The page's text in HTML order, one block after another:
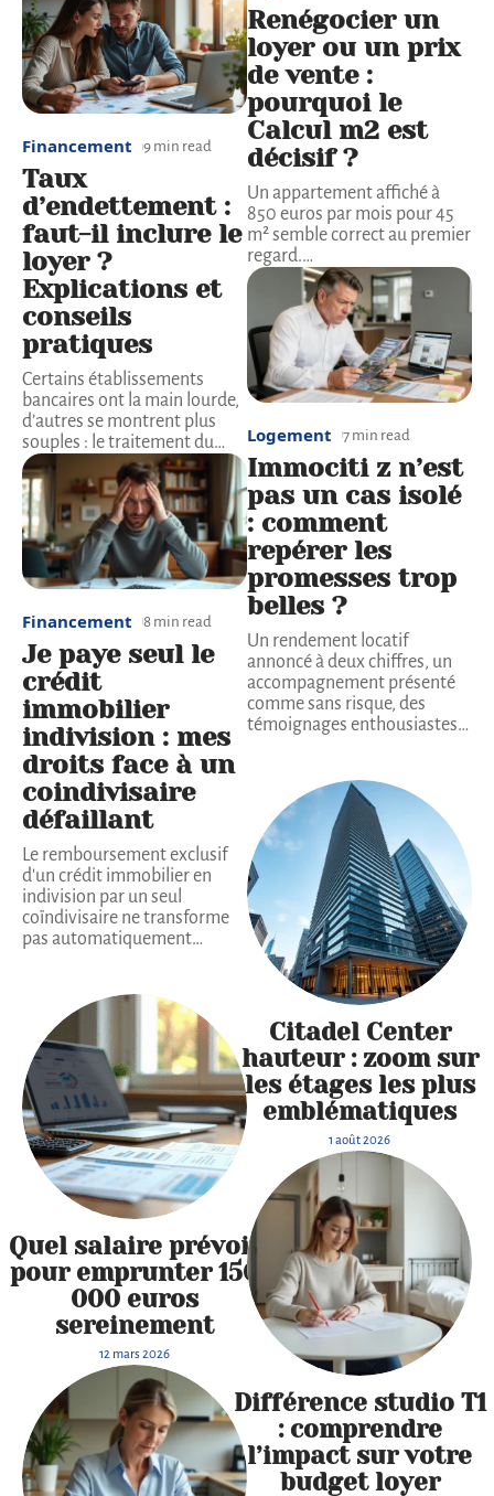
Financement 9 min read
Taux
d’endettement :
faut-il inclure le
loyer ?
Explications et
conseils
pratiques
Certains établissements
bancaires ont la main lourde,
d’autres se montrent plus
souples : le traitement du…
Financement 8 min read
Je paye seul le
crédit
immobilier
indivision : mes
droits face à un
coindivisaire
défaillant
Le remboursement exclusif
d'un crédit immobilier en
indivision par un seul
coïndivisaire ne transforme
pas automatiquement…
Quel salaire prévoir
pour emprunter 150
000 euros
sereinement
12 mars 2026
Renégocier un
loyer ou un prix
de vente :
pourquoi le
Calcul m2 est
décisif ?
Un appartement affiché à
850 euros par mois pour 45
m² semble correct au premier
regard.…
Logement 7 min read
Immociti z n’est
pas un cas isolé
: comment
repérer les
promesses trop
belles ?
Un rendement locatif
annoncé à deux chiffres, un
accompagnement présenté
comme sans risque, des
témoignages enthousiastes…
Citadel Center
hauteur : zoom sur
les étages les plus
emblématiques
1 août 2026
Différence studio T1
: comprendre
l’impact sur votre
budget loyer